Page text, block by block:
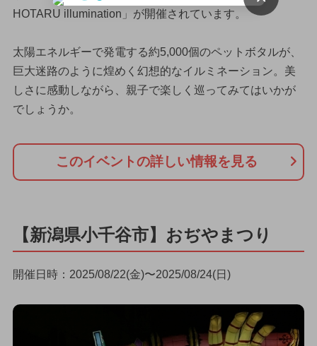
HOTARU illumination」が開催されています。
太陽エネルギーで発電する約5,000個のペットボタルが、
巨大迷路のように煌めく幻想的なイルミネーション。美
しさに感動しながら、親子で楽しく巡ってみてはいかが
でしょうか。
このイベントの詳しい情報を見る
【新潟県小千谷市】おぢやまつり
開催日時：2025/08/22(金)〜2025/08/24(日)